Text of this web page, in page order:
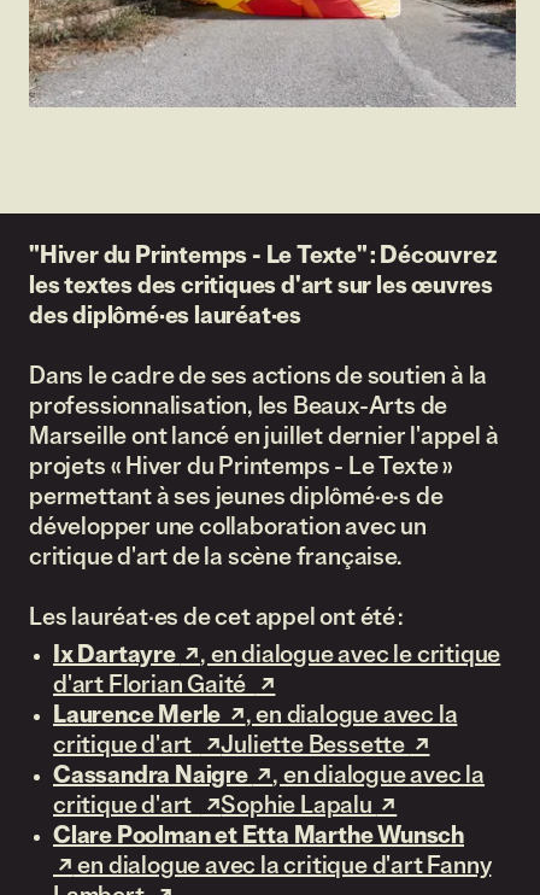
"Hiver du Printemps - Le Texte" : Découvrez
les textes des critiques d'art sur les œuvres
des diplômé·es lauréat·es
Dans le cadre de ses actions de soutien à la
professionnalisation, les Beaux-Arts de
Marseille ont lancé en juillet dernier l'appel à
projets « Hiver du Printemps - Le Texte »
permettant à ses jeunes diplômé·e·s de
développer une collaboration avec un
critique d'art de la scène française.
Les lauréat·es de cet appel ont été :
Ix Dartayre (lien externe)
, en dialogue avec le critique
d'art Florian Gaité
(lien externe)
Laurence Merle (lien externe)
, en dialogue avec la
critique d'art
(lien externe)
Juliette Bessette (lien
Cassandra Naigre (lien externe)
, en dialogue avec la
critique d'art
(lien externe)
Sophie Lapalu (lien externe)
Clare Poolman et Etta Marthe Wunsch
(lien externe)
en dialogue avec la critique d'art Fanny